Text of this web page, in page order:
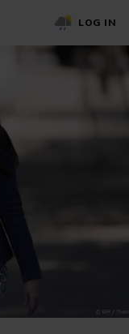
LOG IN